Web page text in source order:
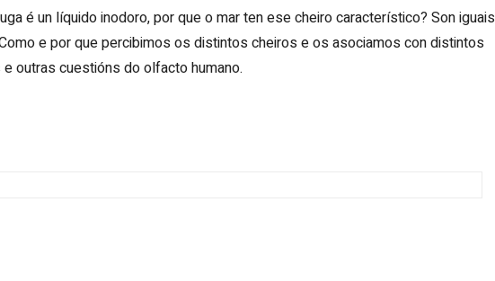
é un líquido inodoro, por que o mar ten ese cheiro característico? Son iguais
e por que percibimos os distintos cheiros e os asociamos con distintos
outras cuestións do olfacto humano.